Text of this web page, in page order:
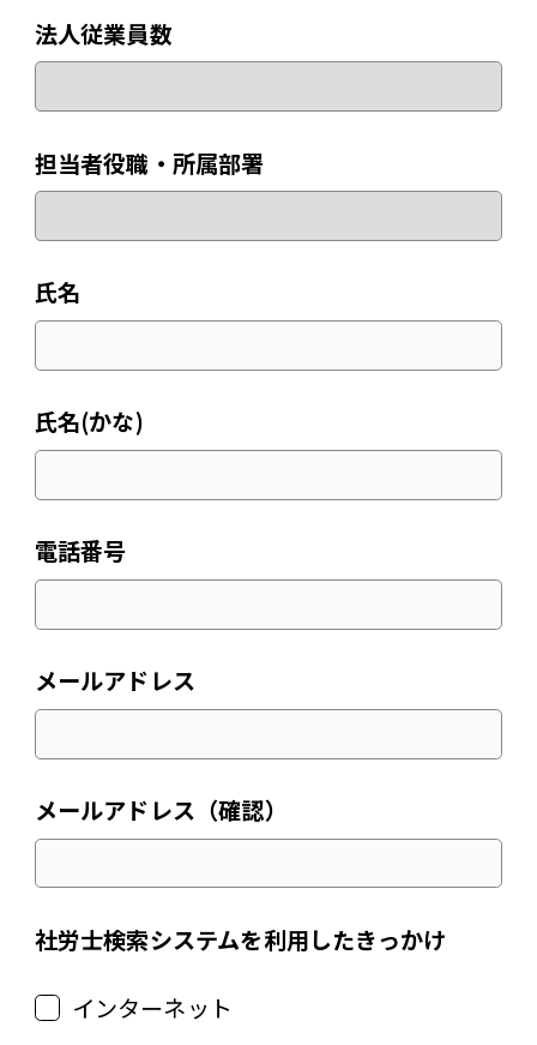
法人従業員数
担当者役職・所属部署
氏名
氏名(かな)
電話番号
メールアドレス
メールアドレス（確認）
社労士検索システムを利用したきっかけ
インターネット